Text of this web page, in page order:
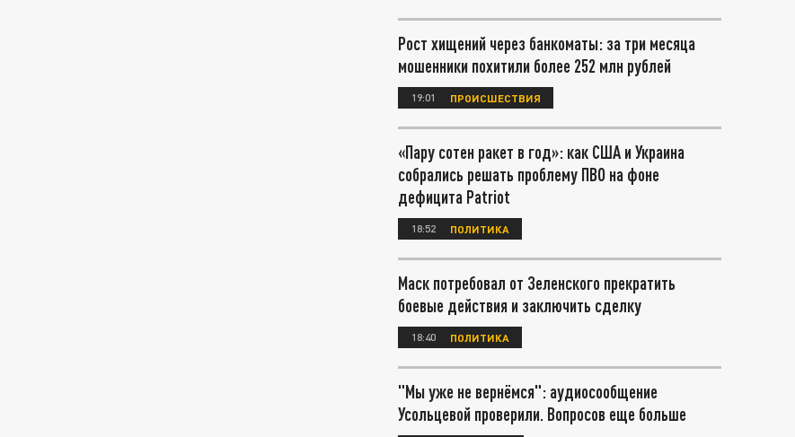
Рост хищений через банкоматы: за три месяца
мошенники похитили более 252 млн рублей
19:01 ПРОИСШЕСТВИЯ
«Пару сотен ракет в год»: как США и Украина
собрались решать проблему ПВО на фоне
дефицита Patriot
18:52 ПОЛИТИКА
Маск потребовал от Зеленского прекратить
боевые действия и заключить сделку
18:40 ПОЛИТИКА
"Мы уже не вернёмся": аудиосообщение
Усольцевой проверили. Вопросов еще больше